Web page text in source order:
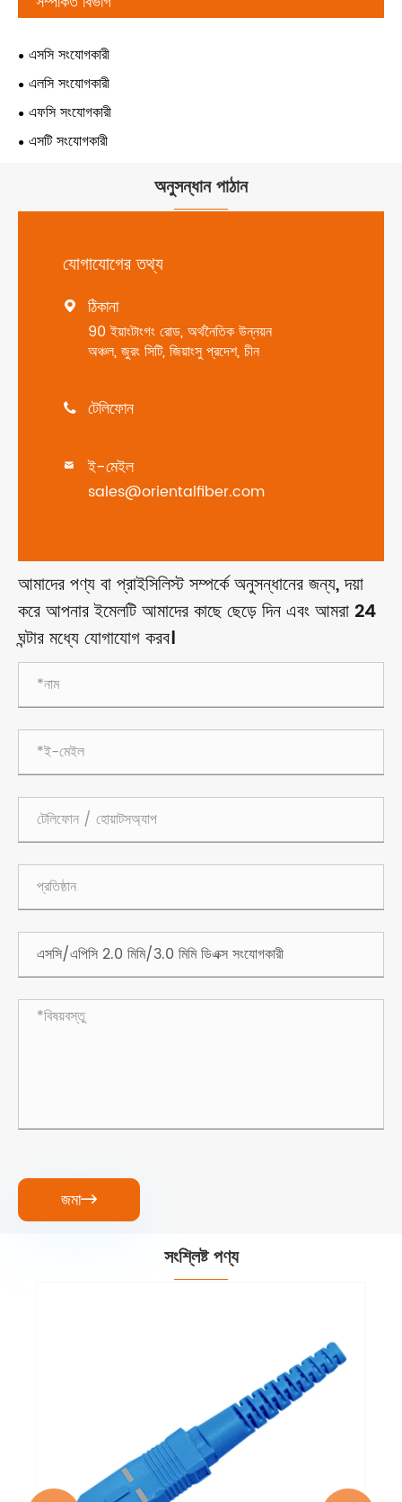
এসসি সংযোগকারী
এলসি সংযোগকারী
এফসি সংযোগকারী
এসটি সংযোগকারী
অনুসন্ধান পাঠান
যোগাযোগের তথ্য
 ঠিকানা
90 ইয়াংটাংগং রোড, অর্থনৈতিক উন্নয়ন
অঞ্চল, জুরং সিটি, জিয়াংসু প্রদেশ, চীন
 টেলিফোন
 ই-মেইল
sales@orientalfiber.com
আমাদের পণ্য বা প্রাইসিলিস্ট সম্পর্কে অনুসন্ধানের জন্য, দয়া
করে আপনার ইমেলটি আমাদের কাছে ছেড়ে দিন এবং আমরা 24
ঘন্টার মধ্যে যোগাযোগ করব।
জমা
সংশ্লিষ্ট পণ্য